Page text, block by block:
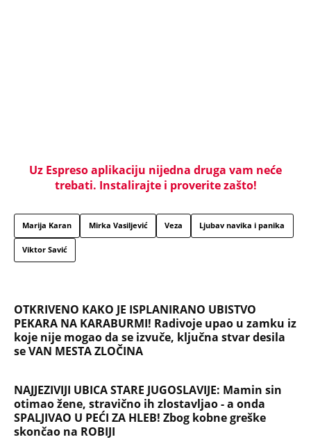
se VAN MESTA ZLOČINA
otimao žene, stravično ih zlostavljao - a onda
SPALJIVAO U PEĆI ZA HLEB! Zbog kobne greške
skončao na ROBIJI
ljubavnik njegove žene, pa izvršio samoubistvo
KRENUO DA TRAŽI DRVA, ONDA SU SE PROLOMILI
da tako strada..."
VERENICU KRALJA HLEBA ISMEVAJU NA MREŽAMA: